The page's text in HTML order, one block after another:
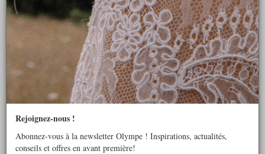
Rejoignez-nous !
Abonnez-vous à la newsletter Olympe ! Inspirations, actualités,
conseils et offres en avant première!